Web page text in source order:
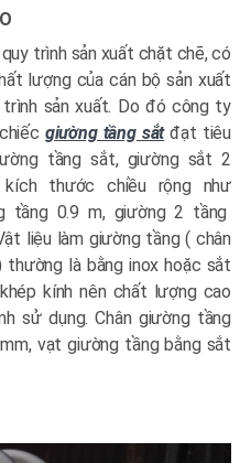
quy trình sản xuất chặt chẽ, có
lượng của cán bộ sản xuất
sản xuất. Do đó công ty
giường tầng sắtđạt tiêu
tầng sắt, giường sắt 2
thước chiều rộng như
tầng 0.9 m, giường 2 tầng
liệu làm giường tầng ( chân
là bằng inox hoặc sắt
kính nên chất lượng cao
sử dụng. Chân giường tầng
vạt giường tầng bằng sắt